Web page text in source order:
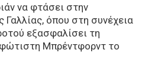
να φτάσει στην
Γαλλίας, όπου στη συνέχεια
εξασφαλίσει τη
Μπρέντφορντ το